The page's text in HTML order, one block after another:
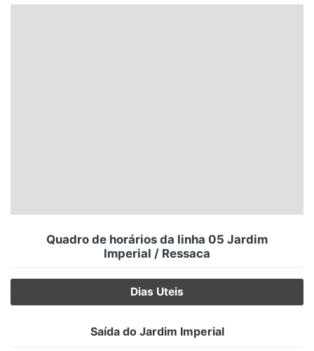
Quadro de horários da linha 05 Jardim
Imperial / Ressaca
Dias Uteis
Saída do Jardim Imperial